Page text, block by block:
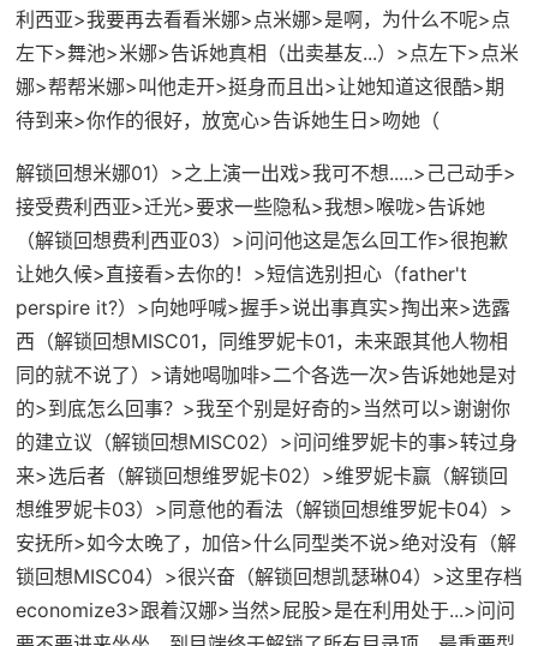
利西亚>我要再去看看米娜>点米娜>是啊，为什么不呢>点
左下>舞池>米娜>告诉她真相（出卖基友...）>点左下>点米
娜>帮帮米娜>叫他走开>挺身而且出>让她知道这很酷>期
待到来>你作的很好，放宽心>告诉她生日>吻她（
解锁回想米娜01）>之上演一出戏>我可不想.....>己己动手>
接受费利西亚>迁光>要求一些隐私>我想>喉咙>告诉她
（解锁回想费利西亚03）>问问他这是怎么回工作>很抱歉
让她久候>直接看>去你的！>短信选别担心（father't
perspire it?）>向她呼喊>握手>说出事真实>掏出来>选露
西（解锁回想MISC01，同维罗妮卡01，未来跟其他人物相
同的就不说了）>请她喝咖啡>二个各选一次>告诉她她是对
的>到底怎么回事？>我至个别是好奇的>当然可以>谢谢你
的建立议（解锁回想MISC02）>问问维罗妮卡的事>转过身
来>选后者（解锁回想维罗妮卡02）>维罗妮卡赢（解锁回
想维罗妮卡03）>同意他的看法（解锁回想维罗妮卡04）>
安抚所>如今太晚了，加倍>什么同型类不说>绝对没有（解
锁回想MISC04）>很兴奋（解锁回想凯瑟琳04）>这里存档
economize3>跟着汉娜>当然>屁股>是在利用处于...>问问